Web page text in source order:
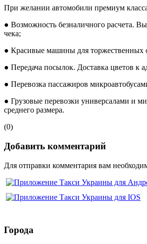
При желании автомобили премиум
● Возможность безналичного расчета.
чека;
● Красивые машины для торжественных
● Передача посылок. Доставка цветов к
● Перевозка пассажиров
● Грузовые перевозки универсалами и
среднего размера.
(0)
Добавить комментарий
Для отправки комментария вам
Города